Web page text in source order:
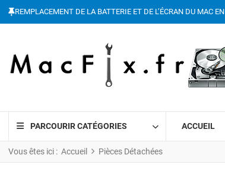
REMPLACEMENT DE LA BATTERIE ET DE L’ÉCRAN DU MAC
PARCOURIR CATÉGORIES ACCUEIL
Vous êtes ici : Accueil Pièces Détachées